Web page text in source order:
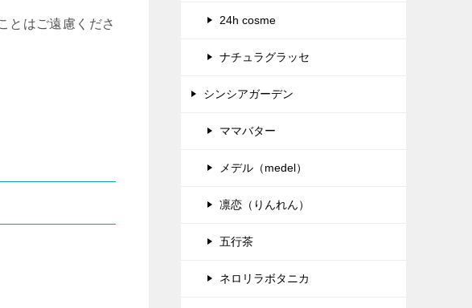
とはご遠慮くださ
24h cosme
ナチュラグラッセ
シンシアガーデン
ママバター
メデル（medel）
凛恋（りんれん）
五行茶
ネロリラボタニカ